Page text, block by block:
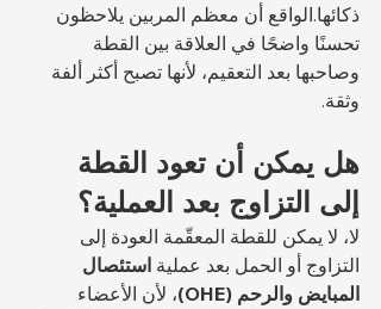
ذكائها.الواقع أن معظم المربين يلاحظون
تحسنًا واضحًا في العلاقة بين القطة
وصاحبها بعد التعقيم، لأنها تصبح أكثر ألفة
وثقة.
هل يمكن أن تعود القطة
إلى التزاوج بعد العملية؟
لا، لا يمكن للقطة المعقّمة العودة إلى
التزاوج أو الحمل بعد عملية استئصال
المبايض والرحم (OHE)
، لأن الأعضاء